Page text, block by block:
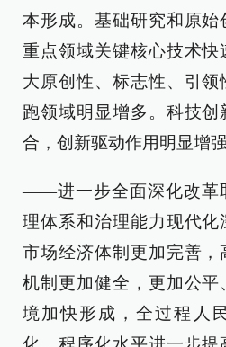
本形成。基础研究和原始
重点领域关键核心技术
大原创性、标志性、引
跑领域明显增多。科技
合，创新驱动作用明显增强
——进一步全面深化改革
理体系和治理能力现代化
市场经济体制更加完善，
机制更加健全，更加公
境加快形成，全过程人